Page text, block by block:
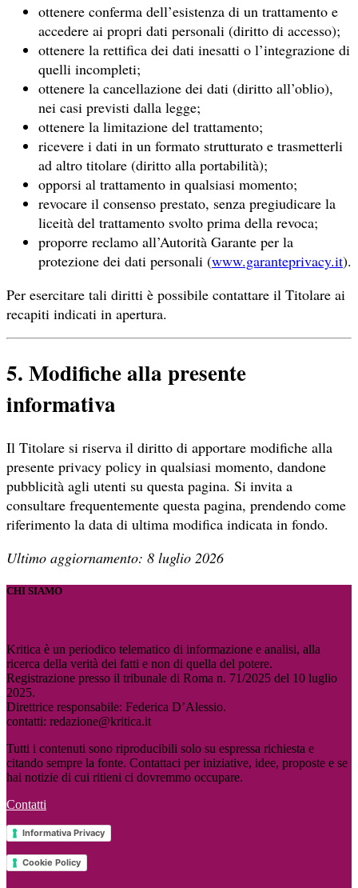
ottenere conferma dell’esistenza di un trattamento e
accedere ai propri dati personali (diritto di accesso);
ottenere la rettifica dei dati inesatti o l’integrazione di
quelli incompleti;
ottenere la cancellazione dei dati (diritto all’oblio),
nei casi previsti dalla legge;
ottenere la limitazione del trattamento;
ricevere i dati in un formato strutturato e trasmetterli
ad altro titolare (diritto alla portabilità);
opporsi al trattamento in qualsiasi momento;
revocare il consenso prestato, senza pregiudicare la
liceità del trattamento svolto prima della revoca;
proporre reclamo all’Autorità Garante per la
protezione dei dati personali (www.garanteprivacy.it).
Per esercitare tali diritti è possibile contattare il Titolare ai
recapiti indicati in apertura.
5. Modifiche alla presente
informativa
Il Titolare si riserva il diritto di apportare modifiche alla
presente privacy policy in qualsiasi momento, dandone
pubblicità agli utenti su questa pagina. Si invita a
consultare frequentemente questa pagina, prendendo come
riferimento la data di ultima modifica indicata in fondo.
Ultimo aggiornamento: 8 luglio 2026
CHI SIAMO
Kritica è un periodico telematico di informazione e analisi, alla
ricerca della verità dei fatti e non di quella del potere.
Registrazione presso il tribunale di Roma n. 71/2025 del 10 luglio
2025.
Direttrice responsabile: Federica D’Alessio.
contatti: redazione@kritica.it
Tutti i contenuti sono riproducibili solo su espressa richiesta e
citando sempre la fonte. Contattaci per iniziative, idee, proposte e se
hai notizie di cui ritieni ci dovremmo occupare.
Contatti
Informativa Privacy
Cookie Policy